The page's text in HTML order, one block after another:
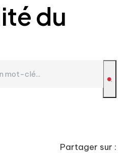
du
Partager sur :